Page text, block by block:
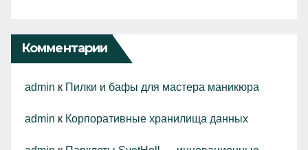
Комментарии
admin к Пилки и бафы для мастера маникюра
admin к Корпоративные хранилища данных